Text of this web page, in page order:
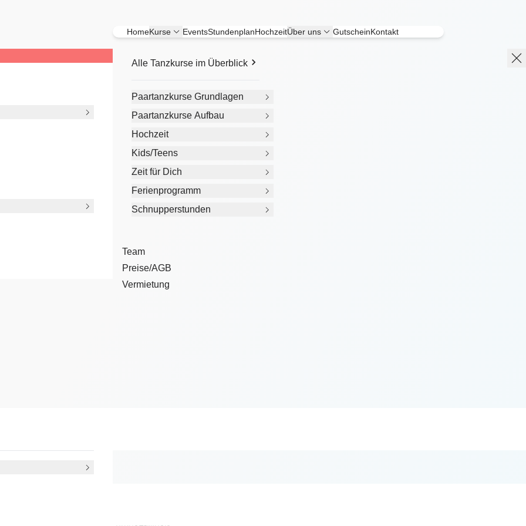
HomeKurse EventsStundenplanHochzeitÜber uns GutscheinKontakt
Alle Tanzkurse im Überblick
Paartanzkurse Grundlagen
Paartanzkurse Aufbau
Hochzeit
Kids/Teens
Zeit für Dich
Ferienprogramm
Schnupperstunden
Team
Preise/AGB
Vermietung
keine Vorkenntnisse.
Variationen für die Discomusik